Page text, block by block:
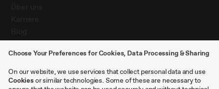
Presse
Kontakt
Case Studies
Choose Your Preferences for Cookies, Data Processing & Sharing
On our website, we use services that collect personal data and use
Cookiesor similar technologies. Some of these are necessary to